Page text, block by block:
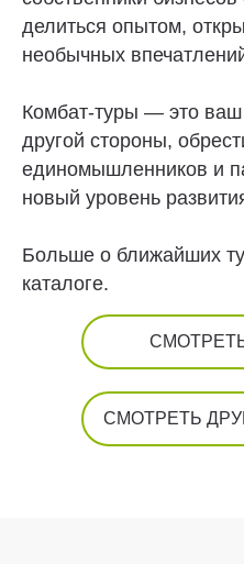
делиться опытом,
необычных
Комбат-туры — это
другой стороны,
единомышленников и
новый уровень
Больше о ближайших
каталоге.
СМОТРЕТЬ